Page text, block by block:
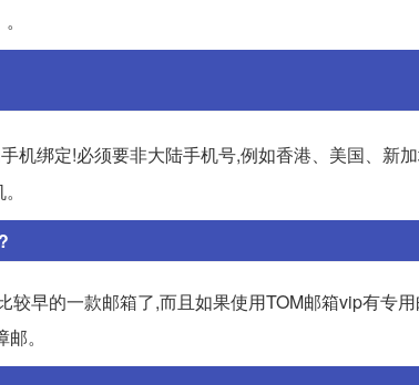
机绑定!必须要非大陆手机号,例如香港、美国、新
较早的一款邮箱了,而且如果使用TOM邮箱vip有专
。